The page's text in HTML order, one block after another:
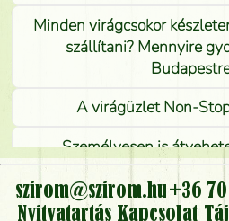
Minden virágcsokor
szállítani? Mennyire
A virágüzlet Non-
Személyesen is
virágcsokrot, vagy csak
kérhető?
szirom@szirom.hu +36
Nyitvatartás Kapcsolat